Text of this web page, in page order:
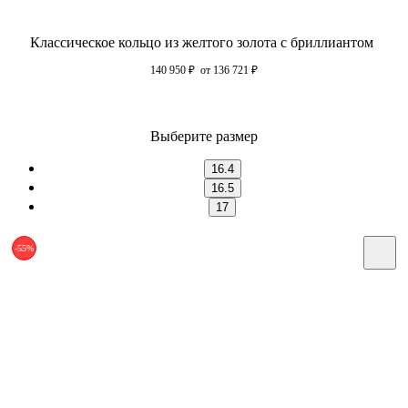
Классическое кольцо из желтого золота с бриллиантом
140 950 ₽ от 136 721 ₽
Выберите размер
16.4
16.5
17
-55%